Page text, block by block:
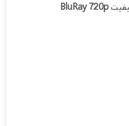
BluRay 720p